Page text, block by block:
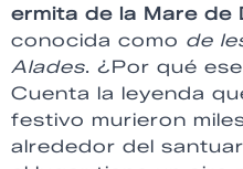
ermita de la Mare de
conocida como de
Alades. ¿Por qué
Cuenta la leyenda
festivo murieron
alrededor del